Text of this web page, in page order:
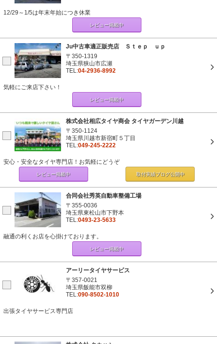
12/29～1/5は年末年始につき休業
レビュー掲載中
Ju中古車適正販売店 Ｓｔｅｐ ｕｐ
〒350-1319
埼玉県狭山市広瀬
TEL:04-2936-8992
気軽にご来店下さい！
レビュー掲載中
株式会社相広タイヤ商会 タイヤガーデン川越
〒350-1124
埼玉県川越市新宿町５丁目
TEL:049-245-2222
安心・安全なタイヤ専門店！お気軽にどうぞ
レビュー掲載中 取付実績ブログ公開中
合同会社秀英自動車整備工場
〒355-0036
埼玉県東松山市下野本
TEL:0493-23-5633
融通の利くお店を心掛けております。
レビュー掲載中
アーリータイヤサービス
〒357-0021
埼玉県飯能市双柳
TEL:090-8502-1010
出張タイヤサービス専門店